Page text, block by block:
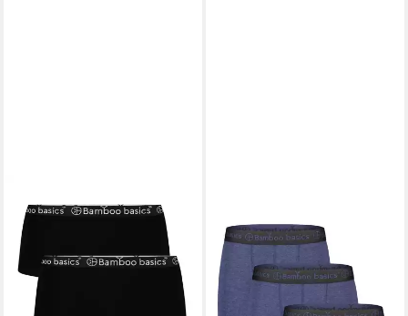
Panty Damen Panty 2er Pack
Viskose IRIS (Packung, 2er
Pack)
29,95 €
lieferbar - in 2-3 Werktagen bei dir
(Spar-Set, 3-St) Retro Short /
Pant - ohne Eingriff
39,95 €
lieferbar - in 2-3 Werktagen bei dir